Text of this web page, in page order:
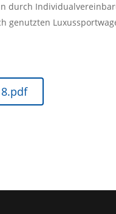
durch
genutzten